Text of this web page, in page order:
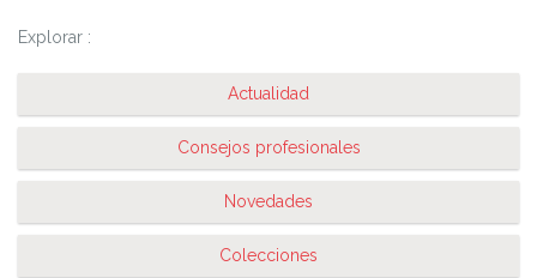
tipo de pelo.
Explorar :
Actualidad
Consejos profesionales
Novedades
Colecciones